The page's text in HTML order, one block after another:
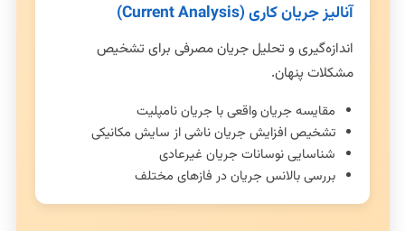
آنالیز جریان کاری (Current Analysis)
اندازه‌گیری و تحلیل جریان مصرفی برای تشخیص
مشکلات پنهان.
مقایسه جریان واقعی با جریان نامپلیت
تشخیص افزایش جریان ناشی از سایش مکانیکی
شناسایی نوسانات جریان غیرعادی
بررسی بالانس جریان در فازهای مختلف